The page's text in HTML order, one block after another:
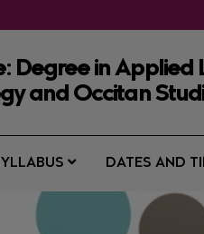
Degree in
and Occitan
DATES AND